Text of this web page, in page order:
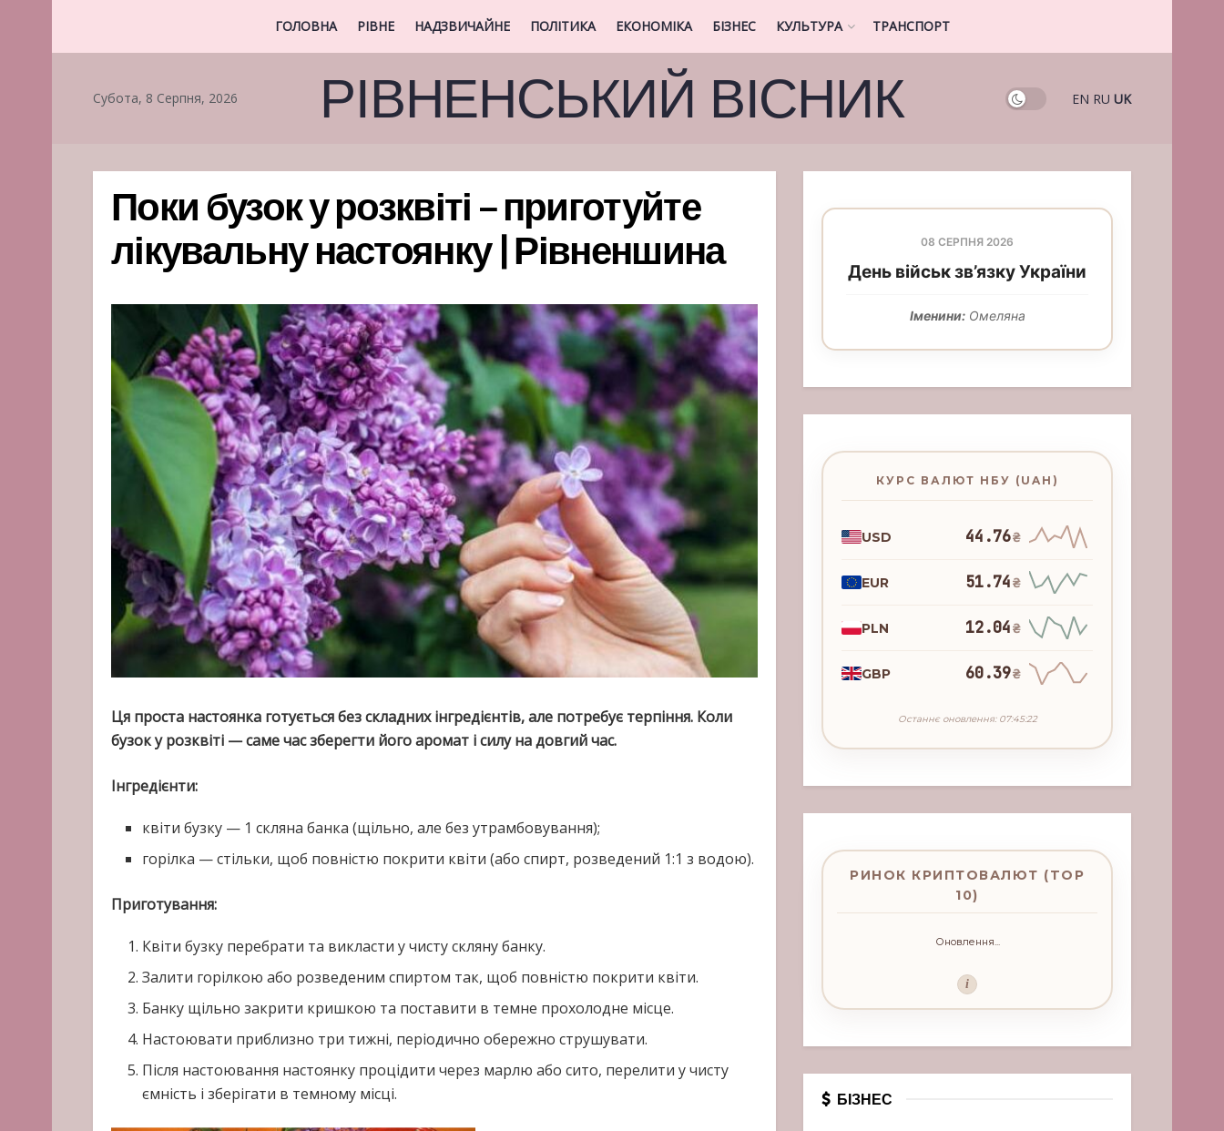
ГОЛОВНА РІВНЕ НАДЗВИЧАЙНЕ ПОЛІТИКА ЕКОНОМІКА БІЗНЕС КУЛЬТУРА ТРАНСПОРТ
Субота, 8 Серпня, 2026 РІВНЕНСЬКИЙ ВІСНИК EN RU UK
Поки бузок у розквіті – приготуйте
лікувальну настоянку | Рівненшина
Ця проста настоянка готується без складних інгредієнтів, але потребує терпіння. Коли
бузок у розквіті — саме час зберегти його аромат і силу на довгий час.
Інгредієнти:
квіти бузку — 1 скляна банка (щільно, але без утрамбовування);
горілка — стільки, щоб повністю покрити квіти (або спирт, розведений 1:1 з водою).
Приготування:
Квіти бузку перебрати та викласти у чисту скляну банку.
Залити горілкою або розведеним спиртом так, щоб повністю покрити квіти.
Банку щільно закрити кришкою та поставити в темне прохолодне місце.
Настоювати приблизно три тижні, періодично обережно струшувати.
Після настоювання настоянку процідити через марлю або сито, перелити у чисту
ємність і зберігати в темному місці.
08 СЕРПНЯ 2026
День військ зв’язку України
Іменини:Омеляна
КУРС ВАЛЮТ НБУ (UAH)
USD 44.76₴
EUR 51.74₴
PLN 12.04₴
GBP 60.39₴
Останнє оновлення: 07:45:22
РИНОК КРИПТОВАЛЮТ (TOP
10)
Оновлення...
i
БІЗНЕС